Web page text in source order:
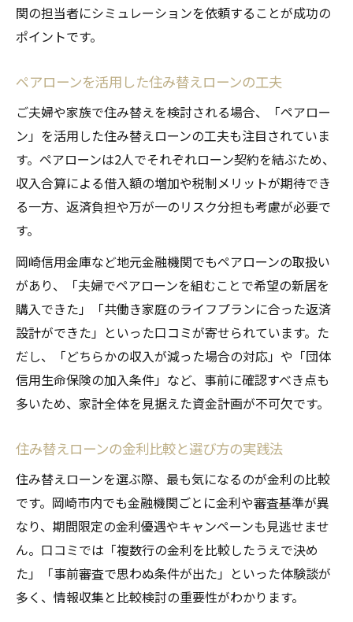
関の担当者にシミュレーションを依頼することが成功の
ポイントです。
ペアローンを活用した住み替えローンの工夫
ご夫婦や家族で住み替えを検討される場合、「ペアロー
ン」を活用した住み替えローンの工夫も注目されていま
す。ペアローンは2人でそれぞれローン契約を結ぶため、
収入合算による借入額の増加や税制メリットが期待でき
る一方、返済負担や万が一のリスク分担も考慮が必要で
す。
岡崎信用金庫など地元金融機関でもペアローンの取扱い
があり、「夫婦でペアローンを組むことで希望の新居を
購入できた」「共働き家庭のライフプランに合った返済
設計ができた」といった口コミが寄せられています。た
だし、「どちらかの収入が減った場合の対応」や「団体
信用生命保険の加入条件」など、事前に確認すべき点も
多いため、家計全体を見据えた資金計画が不可欠です。
住み替えローンの金利比較と選び方の実践法
住み替えローンを選ぶ際、最も気になるのが金利の比較
です。岡崎市内でも金融機関ごとに金利や審査基準が異
なり、期間限定の金利優遇やキャンペーンも見逃せませ
ん。口コミでは「複数行の金利を比較したうえで決め
た」「事前審査で思わぬ条件が出た」といった体験談が
多く、情報収集と比較検討の重要性がわかります。